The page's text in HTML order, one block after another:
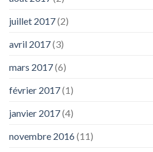
juillet 2017(2)
avril 2017(3)
mars 2017(6)
février 2017(1)
janvier 2017(4)
novembre 2016(11)